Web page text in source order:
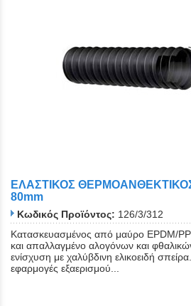
ΕΛΑΣΤΙΚΟΣ
80mm
Κωδικός Προϊόντος: 126/3/312
Κατασκευασμένος από μαύρο EPDM/
και απαλλαγμένο αλογόνων και
ενίσχυση με χαλύβδινη ελικοειδή
εφαρμογές εξαερισμού...